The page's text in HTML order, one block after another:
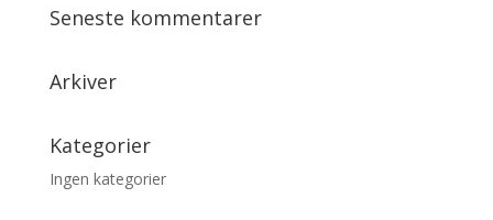
Seneste kommentarer
Arkiver
Kategorier
Ingen kategorier